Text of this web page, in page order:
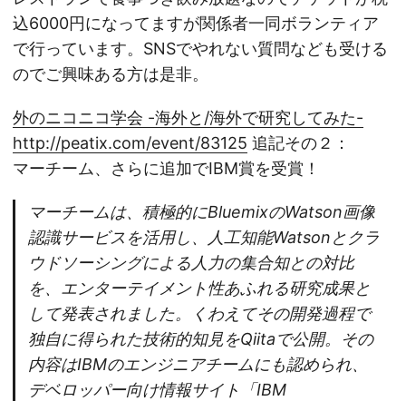
込6000円になってますが関係者一同ボランティア
で行っています。SNSでやれない質問なども受ける
のでご興味ある方は是非。
外のニコニコ学会 -海外と/海外で研究してみた-
http://peatix.com/event/83125 追記その２：
マーチーム、さらに追加でIBM賞を受賞！
マーチームは、積極的にBluemixのWatson画像
認識サービスを活用し、人工知能Watsonとクラ
ウドソーシングによる人力の集合知との対比
を、エンターテイメント性あふれる研究成果と
して発表されました。くわえてその開発過程で
独自に得られた技術的知見をQiitaで公開。その
内容はIBMのエンジニアチームにも認められ、
デベロッパー向け情報サイト「IBM